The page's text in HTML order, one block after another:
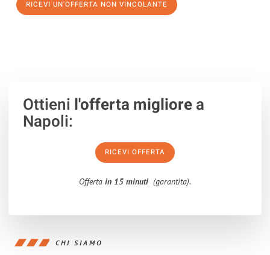
RICEVI UN'OFFERTA NON VINCOLANTE
Ottieni l'offerta migliorea
Napoli:
RICEVI OFFERTA
Offerta in 15 minuti (garantita).
CHI SIAMO